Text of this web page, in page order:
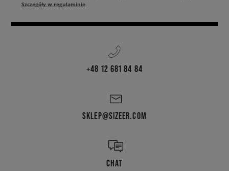
Szczegóły w regulaminie.
+48 12 681 84 84
SKLEP@SIZEER.COM
CHAT